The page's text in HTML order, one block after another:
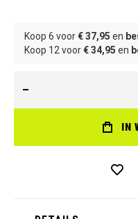
Koop 6 voor€ 37,95 en
Koop 12 voor€ 34,95 en
IN